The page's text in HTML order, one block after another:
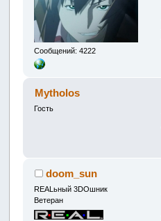
Сообщений: 4222
Mytholos
Гость
doom_sun
REALьный 3DOшник
Ветеран